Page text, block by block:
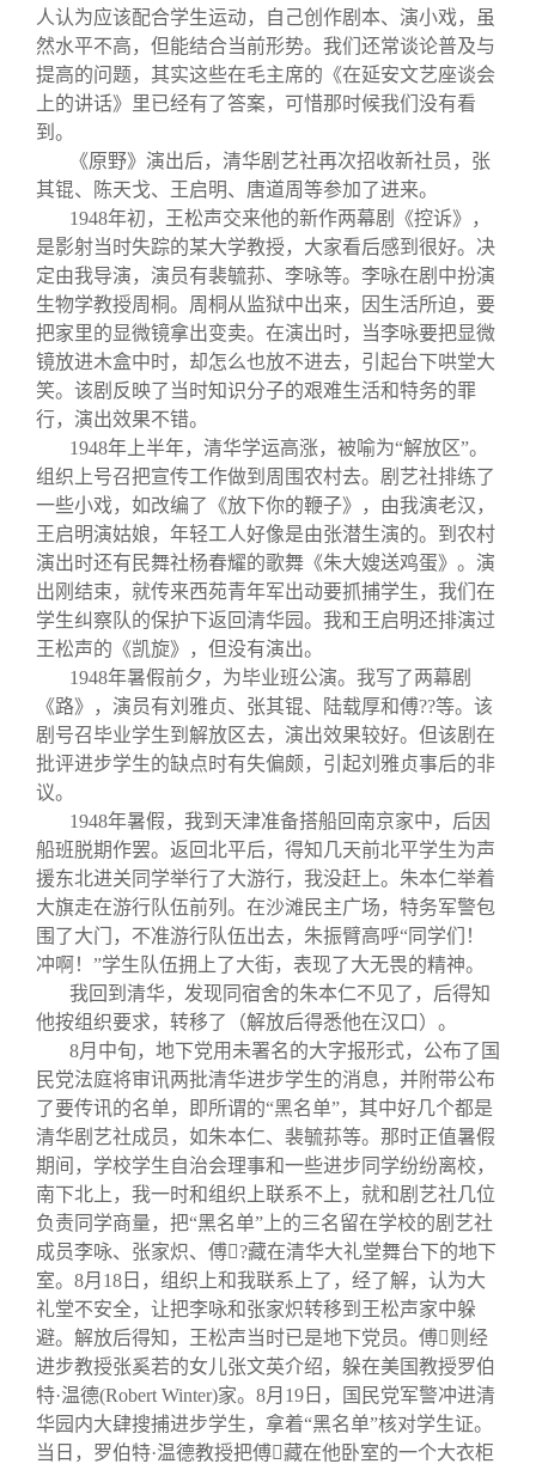
人认为应该配合学生运动，自己创作剧本、演小戏，虽
然水平不高，但能结合当前形势。我们还常谈论普及与
提高的问题，其实这些在毛主席的《在延安文艺座谈会
上的讲话》里已经有了答案，可惜那时候我们没有看
到。
《原野》演出后，清华剧艺社再次招收新社员，张
其锟、陈天戈、王启明、唐道周等参加了进来。
1948年初，王松声交来他的新作两幕剧《控诉》，
是影射当时失踪的某大学教授，大家看后感到很好。决
定由我导演，演员有裴毓荪、李咏等。李咏在剧中扮演
生物学教授周桐。周桐从监狱中出来，因生活所迫，要
把家里的显微镜拿出变卖。在演出时，当李咏要把显微
镜放进木盒中时，却怎么也放不进去，引起台下哄堂大
笑。该剧反映了当时知识分子的艰难生活和特务的罪
行，演出效果不错。
1948年上半年，清华学运高涨，被喻为“解放区”。
组织上号召把宣传工作做到周围农村去。剧艺社排练了
一些小戏，如改编了《放下你的鞭子》，由我演老汉，
王启明演姑娘，年轻工人好像是由张潜生演的。到农村
演出时还有民舞社杨春耀的歌舞《朱大嫂送鸡蛋》。演
出刚结束，就传来西苑青年军出动要抓捕学生，我们在
学生纠察队的保护下返回清华园。我和王启明还排演过
王松声的《凯旋》，但没有演出。
1948年暑假前夕，为毕业班公演。我写了两幕剧
《路》，演员有刘雅贞、张其锟、陆载厚和傅??等。该
剧号召毕业学生到解放区去，演出效果较好。但该剧在
批评进步学生的缺点时有失偏颇，引起刘雅贞事后的非
议。
1948年暑假，我到天津准备搭船回南京家中，后因
船班脱期作罢。返回北平后，得知几天前北平学生为声
援东北进关同学举行了大游行，我没赶上。朱本仁举着
大旗走在游行队伍前列。在沙滩民主广场，特务军警包
围了大门，不准游行队伍出去，朱振臂高呼“同学们！
冲啊！”学生队伍拥上了大街，表现了大无畏的精神。
我回到清华，发现同宿舍的朱本仁不见了，后得知
他按组织要求，转移了（解放后得悉他在汉口）。
8月中旬，地下党用未署名的大字报形式，公布了国
民党法庭将审讯两批清华进步学生的消息，并附带公布
了要传讯的名单，即所谓的“黑名单”，其中好几个都是
清华剧艺社成员，如朱本仁、裴毓荪等。那时正值暑假
期间，学校学生自治会理事和一些进步同学纷纷离校，
南下北上，我一时和组织上联系不上，就和剧艺社几位
负责同学商量，把“黑名单”上的三名留在学校的剧艺社
成员李咏、张家炽、傅?藏在清华大礼堂舞台下的地下
室。 8月 18 日，组织上和我联系上了，经了解，认为大
礼堂不安全，让把李咏和张家炽转移到王松声家中躲
避。解放后得知，王松声当时已是地下党员。傅则经
进步教授张奚若的女儿张文英介绍，躲在美国教授罗伯
特·温德(Robert Winter)家。 8月 19 日，国民党军警冲进清
华园内大肆搜捕进步学生，拿着“黑名单”核对学生证。
当日，罗伯特·温德教授把傅藏在他卧室的一个大衣柜